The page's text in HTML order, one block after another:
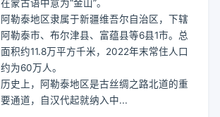
在蒙古语中意为“金山”。
阿勒泰地区隶属于新疆维吾尔自治区，下辖
阿勒泰市、布尔津县、富蕴县等6县1市。总
面积约11.8万平方千米，2022年末常住人口
约为60万人。
历史上，阿勒泰地区是古丝绸之路北道的重
要通道，自汉代起就纳入中...